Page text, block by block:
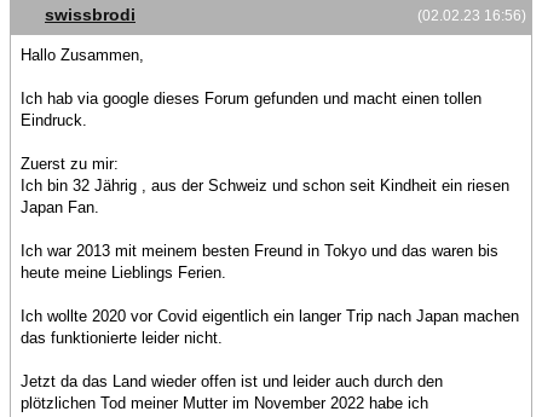
(02.02.23 16:56)
swissbrodi
Hallo Zusammen,
Ich hab via google dieses Forum gefunden und macht einen tollen
Eindruck.
Zuerst zu mir:
Ich bin 32 Jährig , aus der Schweiz und schon seit Kindheit ein riesen
Japan Fan.
Ich war 2013 mit meinem besten Freund in Tokyo und das waren bis
heute meine Lieblings Ferien.
Ich wollte 2020 vor Covid eigentlich ein langer Trip nach Japan machen
das funktionierte leider nicht.
Jetzt da das Land wieder offen ist und leider auch durch den
plötzlichen Tod meiner Mutter im November 2022 habe ich